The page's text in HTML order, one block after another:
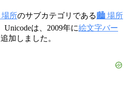
所のサブカテゴリである🏙️ 場所
は、2009年に絵文字バー
加しました。